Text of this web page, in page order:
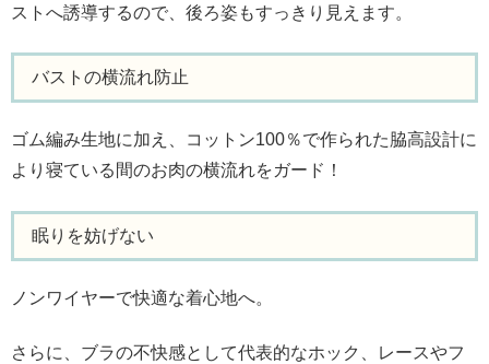
ストへ誘導するので、後ろ姿もすっきり見えます。
バストの横流れ防止
ゴム編み生地に加え、コットン100％で作られた脇高設計に
より寝ている間のお肉の横流れをガード！
眠りを妨げない
ノンワイヤーで快適な着心地へ。
さらに、ブラの不快感として代表的なホック、レースやフ